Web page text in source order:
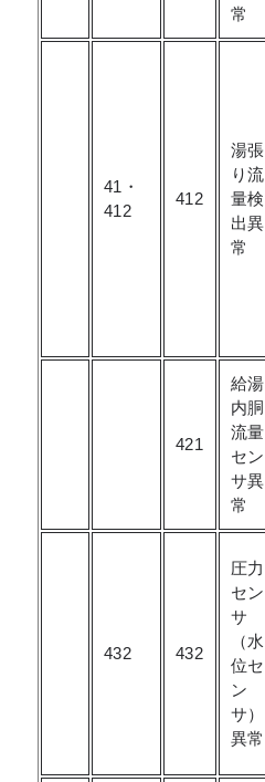
常
41・
412
412
湯張
り流
量検
出異
常
421
給湯
内胴
流量
セン
サ異
常
432 432
圧力
セン
サ
（水
位セ
ン
サ）
異常